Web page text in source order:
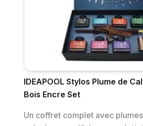
IDEAPOOL Stylos Plume de
Bois Encre Set
Un coffret complet avec